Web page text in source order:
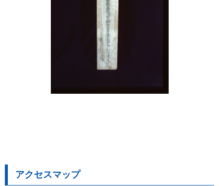
アクセスマップ